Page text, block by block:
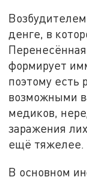
денге, в
формирует
поэтому есть
возможными
медиков,
заражения
ещё тяжелее.
В основном